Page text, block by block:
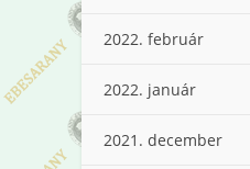
2022. február
2022. január
2021. december